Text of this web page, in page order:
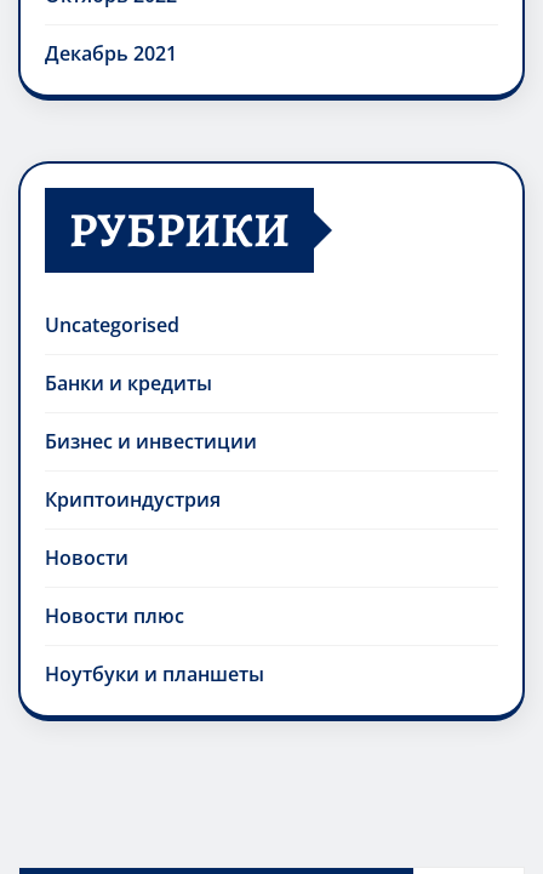
Декабрь 2021
РУБРИКИ
Uncategorised
Банки и кредиты
Бизнес и инвестиции
Криптоиндустрия
Новости
Новости плюс
Ноутбуки и планшеты